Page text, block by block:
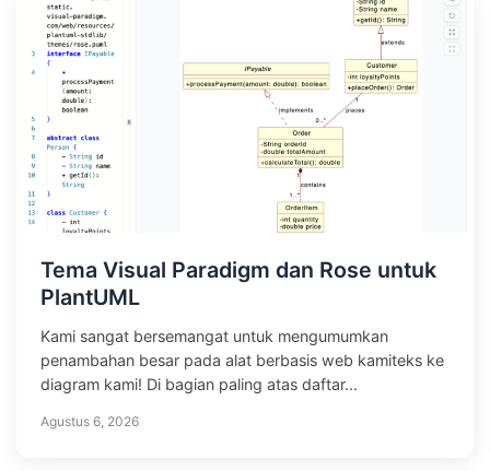
Tema Visual Paradigm dan Rose untuk
PlantUML
Kami sangat bersemangat untuk mengumumkan
penambahan besar pada alat berbasis web kamiteks ke
diagram kami! Di bagian paling atas daftar...
Agustus 6, 2026